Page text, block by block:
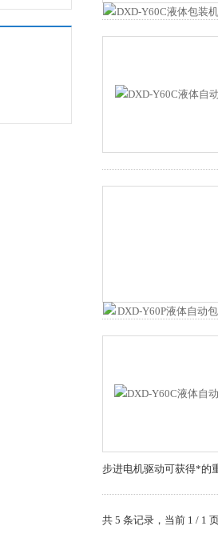
步进电机驱动可获得*的
共 5 条记录，当前 1 / 1